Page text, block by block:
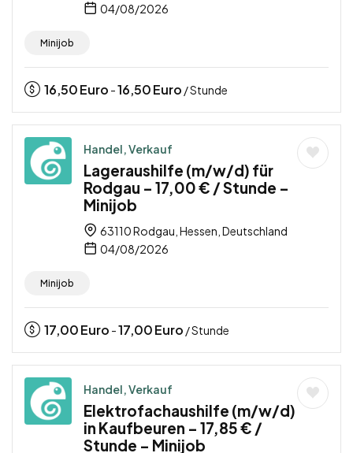
04/08/2026
Minijob
16,50Euro -16,50Euro / Stunde
Handel, Verkauf
Lageraushilfe (m/w/d) für
Rodgau – 17,00 € / Stunde –
Minijob
63110 Rodgau, Hessen, Deutschland
04/08/2026
Minijob
17,00Euro -17,00Euro / Stunde
Handel, Verkauf
Elektrofachaushilfe (m/w/d)
in Kaufbeuren – 17,85 € /
Stunde – Minijob